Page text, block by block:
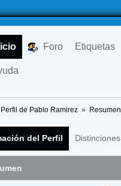
Foro Etiquetas
Perfil de Pablo Ramirez » Resumen
del Perfil Distinciones